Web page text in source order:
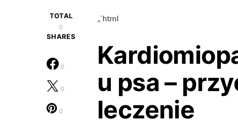
TOTAL
0
SHARES
0
0
0
„`html
u psa –
leczenie